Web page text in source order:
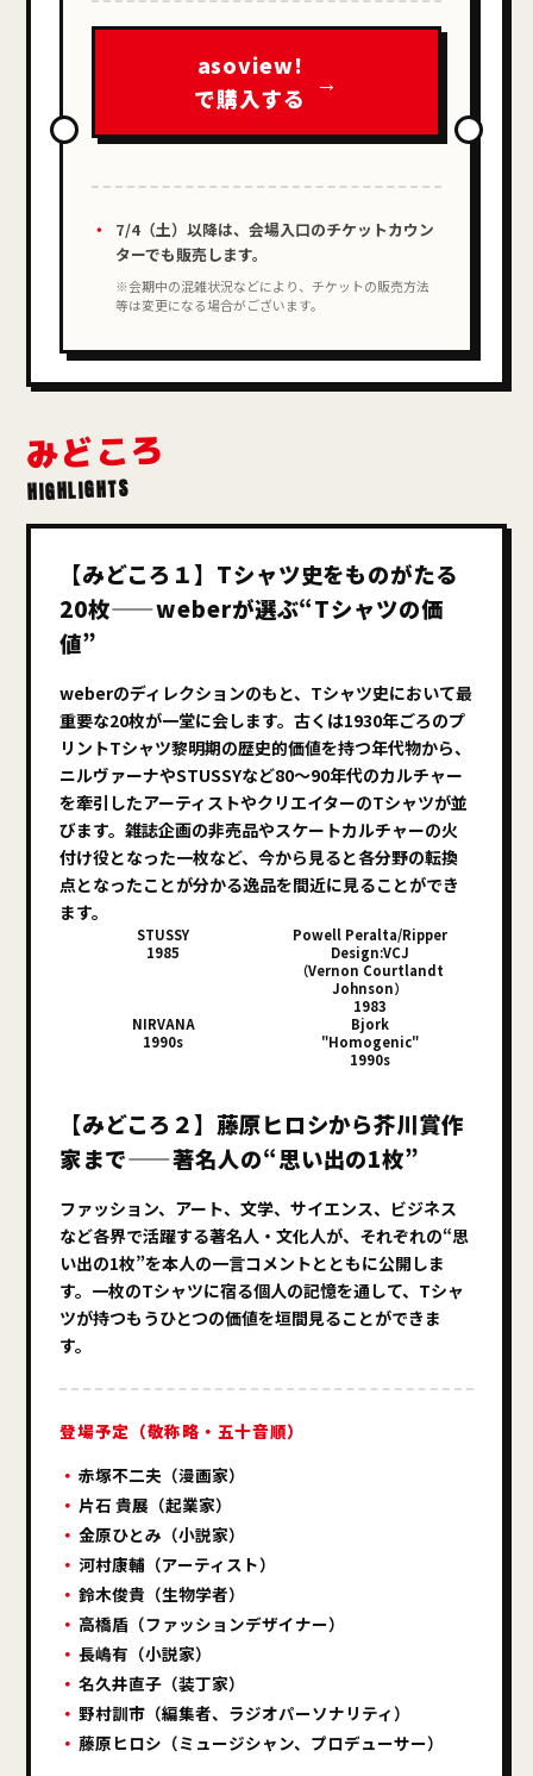
asoview!
で購入する
7/4（土）以降は、会場入口のチケットカウン
ターでも販売します。
※会期中の混雑状況などにより、チケットの販売方法
等は変更になる場合がございます。
みどころ
HIGHLIGHTS
【みどころ１】Tシャツ史をものがたる
20枚——weberが選ぶ“Tシャツの価
値”
weberのディレクションのもと、Tシャツ史において最
重要な20枚が一堂に会します。古くは1930年ごろのプ
リントTシャツ黎明期の歴史的価値を持つ年代物から、
ニルヴァーナやSTUSSYなど80～90年代のカルチャー
を牽引したアーティストやクリエイターのTシャツが並
びます。雑誌企画の非売品やスケートカルチャーの火
付け役となった一枚など、今から見ると各分野の転換
点となったことが分かる逸品を間近に見ることができ
ます。
STUSSY
1985
Powell Peralta/Ripper
Design:VCJ
（Vernon Courtlandt
Johnson）
1983
NIRVANA
1990s
Bjork
"Homogenic"
1990s
【みどころ２】藤原ヒロシから芥川賞作
家まで——著名人の“思い出の1枚”
ファッション、アート、文学、サイエンス、ビジネス
など各界で活躍する著名人・文化人が、それぞれの“思
い出の1枚”を本人の一言コメントとともに公開しま
す。一枚のTシャツに宿る個人の記憶を通して、Tシャ
ツが持つもうひとつの価値を垣間見ることができま
す。
登場予定（敬称略・五十音順）
赤塚不二夫（漫画家）
片石 貴展（起業家）
金原ひとみ（小説家）
河村康輔（アーティスト）
鈴木俊貴（生物学者）
高橋盾（ファッションデザイナー）
長嶋有（小説家）
名久井直子（装丁家）
野村訓市（編集者、ラジオパーソナリティ）
藤原ヒロシ（ミュージシャン、プロデューサー）